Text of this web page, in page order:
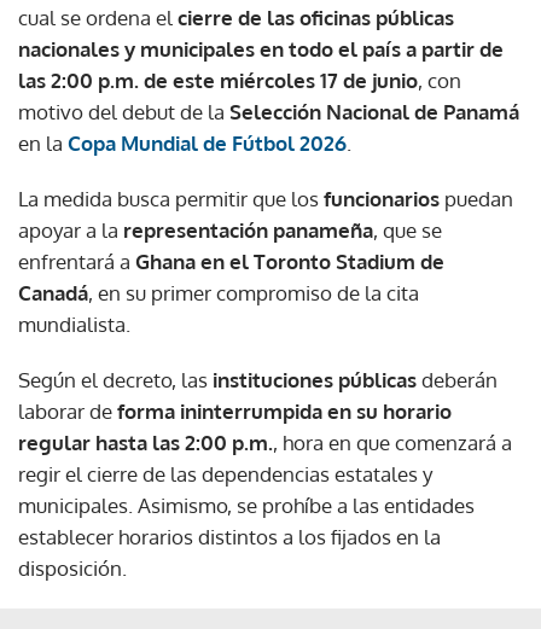
cual se ordena el cierre de las oficinas públicas
nacionales y municipales en todo el país a partir de
las 2:00 p.m. de este miércoles 17 de junio, con
motivo del debut de la Selección Nacional de Panamá
en la Copa Mundial de Fútbol 2026
La medida busca permitir que losfuncionarios puedan
apoyar a la representación panameña, que se
enfrentará a Ghana en el Toronto Stadium de
Canadá, en su primer compromiso de la cita
mundialista.
Según el decreto, las instituciones públicasdeberán
laborar deforma ininterrumpida en su horario
regular hasta las 2:00 p.m., hora en que comenzará a
regir el cierre de las dependencias estatales y
municipales. Asimismo, se prohíbe a las entidades
establecer horarios distintos a los fijados en la
disposición.